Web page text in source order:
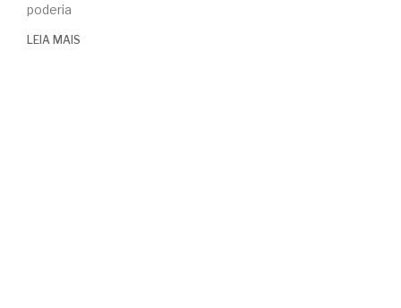
poderia
LEIA MAIS